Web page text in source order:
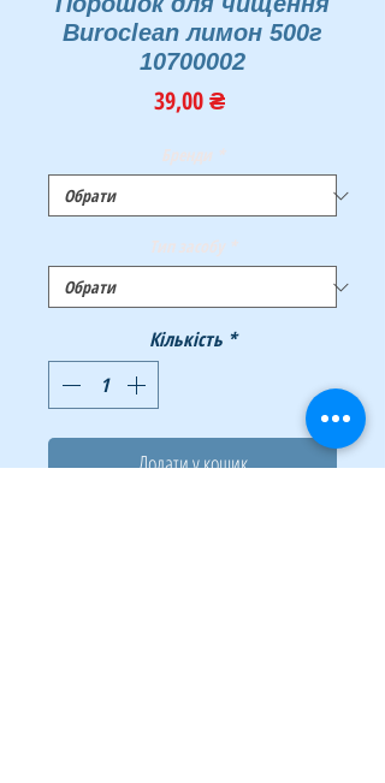
Buroclean лимон 500г
10700002
39,00 ₴Ціна
Бренди *
Тип засобу *
Кількість *
Додати у кошик